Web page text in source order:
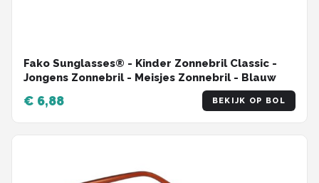
Fako Sunglasses® - Kinder Zonnebril Classic -
Jongens Zonnebril - Meisjes Zonnebril - Blauw
€ 6,88 BEKIJK OP BOL